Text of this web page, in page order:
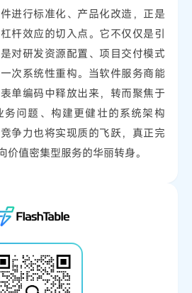
进行标准化、产品化改造，正是
杆效应的切入点。它不仅仅是引
对研发资源配置、项目交付模式
次系统性重构。当软件服务商能
单编码中释放出来，转而聚焦于
务问题、构建更健壮的系统架构
争力也将实现质的飞跃，真正完
价值密集型服务的华丽转身。